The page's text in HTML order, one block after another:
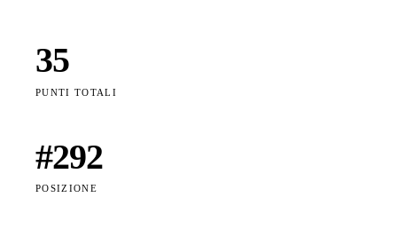
35
PUNTI TOTALI
#292
POSIZIONE